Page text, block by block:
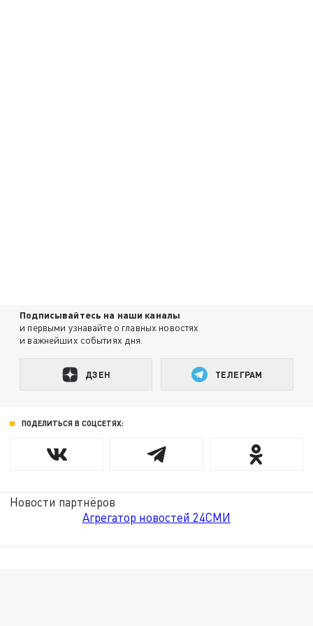
Подписывайтесь на наши каналы
и первыми узнавайте о главных новостях
и важнейших событиях дня.
ДЗЕН ТЕЛЕГРАМ
ПОДЕЛИТЬСЯ В СОЦСЕТЯХ:
Новости партнёров
Агрегатор новостей 24СМИ